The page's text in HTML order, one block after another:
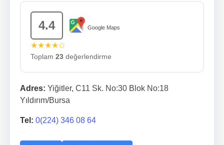
4.4 Google Maps
★★★★✩
Toplam 23 değerlendirme
Adres: Yiğitler, C11 Sk. No:30 Blok No:18
Yıldırım/Bursa
Tel: 0(224) 346 08 64